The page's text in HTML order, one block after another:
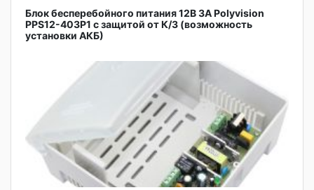
Блок бесперебойного питания 12В 3А Polyvision
PPS12-403P1 с защитой от К/З (возможность
установки АКБ)